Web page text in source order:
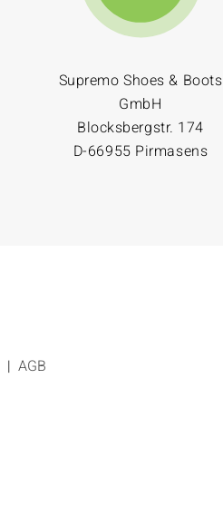
Supremo Shoes & Boots
GmbH
Blocksbergstr. 174
D-66955 Pirmasens
AGB